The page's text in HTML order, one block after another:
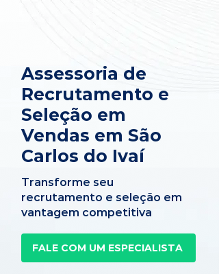
Assessoria de
Recrutamento e
Seleção em
Vendas em São
Carlos do Ivaí
Transforme seu
recrutamento e seleção em
vantagem competitiva
FALE COM UM ESPECIALISTA